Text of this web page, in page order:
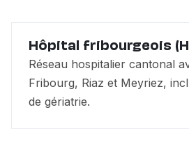
Hôpital fribourgeois
Réseau hospitalier cantonal
Fribourg, Riaz et Meyriez,
de gériatrie.